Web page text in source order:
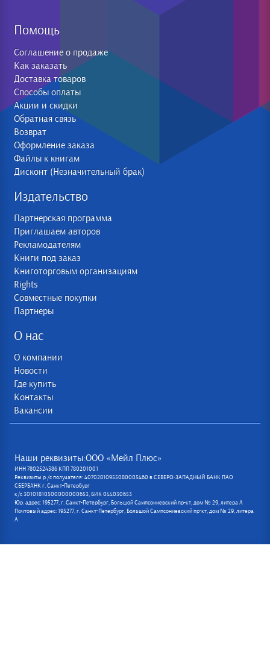
Помощь
Соглашение о продаже
Как заказать
Доставка товаров
Способы оплаты
Акции и скидки
Обратная связь
Возврат
Оформление заказа
Файлы к книгам
Дисконт (Незначительный брак)
Издательство
Партнерская программа
Приглашаем авторов
Рекламодателям
Книги под заказ
Книготорговым организациям
Rights
Совместные покупки
Партнеры
О нас
О компании
Новости
Где купить
Контакты
Вакансии
Наши реквизиты:ООО «Мейл Плюс»
ИНН 7802524386 КПП 780201001
Реквизиты р /с получателя: 40702810955080005460 в СЕВЕРО-ЗАПАДНЫЙ БАНК ПАО
СБЕРБАНК г. Санкт-Петербург
к/с 30101810500000000653, БИК 044030653
Юр. адрес: 195277, г. Санкт-Петербург, Большой Сампсониевский пр-кт, дом № 29, литера А
Почтовый адрес: 195277, г. Санкт-Петербург, Большой Сампсониевский пр-кт, дом № 29, литера
А